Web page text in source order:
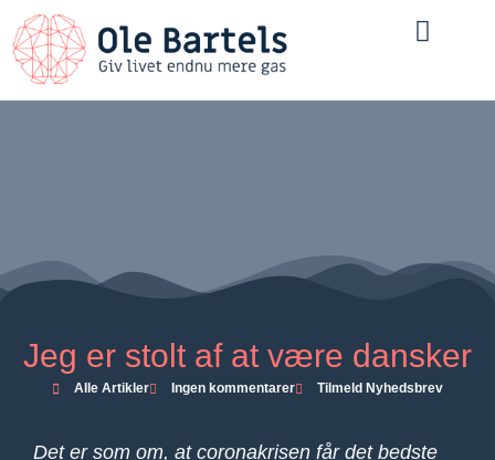
Jeg er stolt af at være dansker
Alle Artikler Ingen kommentarer Tilmeld Nyhedsbrev
Det er som om, at coronakrisen får det bedste